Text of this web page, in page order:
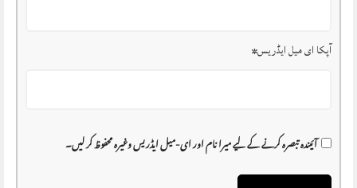
آپکا ای میل ایڈریس*
آئیندہ تبصرہ کرنے کے لیے میرا نام اور ای-میل ایڈریس وغیرہ محفوظ کر لیں۔